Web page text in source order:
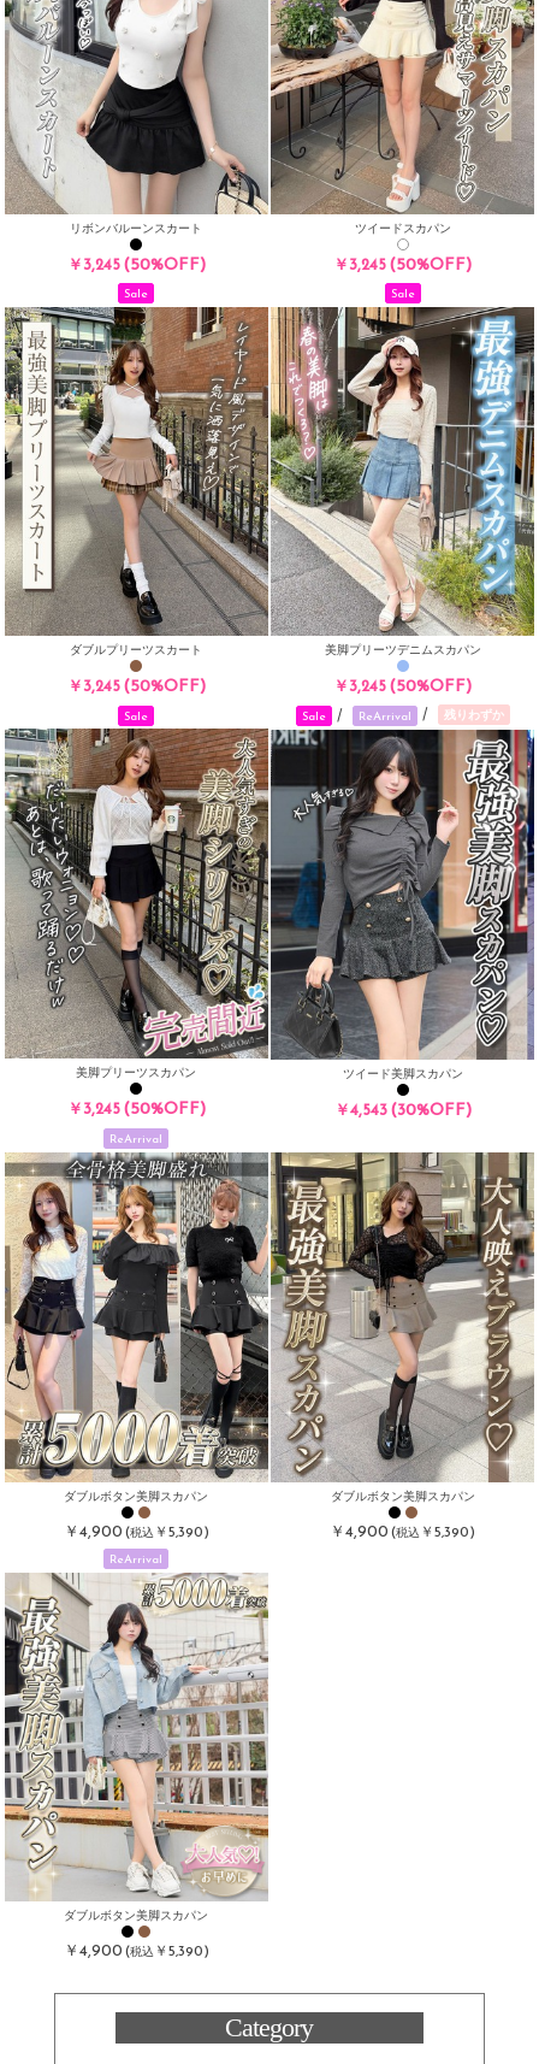
リボンバルーンスカート
￥3,245(50%OFF)
ツイードスカパン
￥3,245(50%OFF)
Sale
ダブルプリーツスカート
￥3,245(50%OFF)
Sale
美脚プリーツデニムスカパン
￥3,245(50%OFF)
Sale
美脚プリーツスカパン
￥3,245(50%OFF)
Sale / ReArrival / 残りわずか
ツイード美脚スカパン
￥4,543(30%OFF)
ReArrival
ダブルボタン美脚スカパン
￥4,900(税込￥5,390)
ダブルボタン美脚スカパン
￥4,900(税込 ￥5,390)
ReArrival
ダブルボタン美脚スカパン
￥4,900(税込￥5,390)
Category